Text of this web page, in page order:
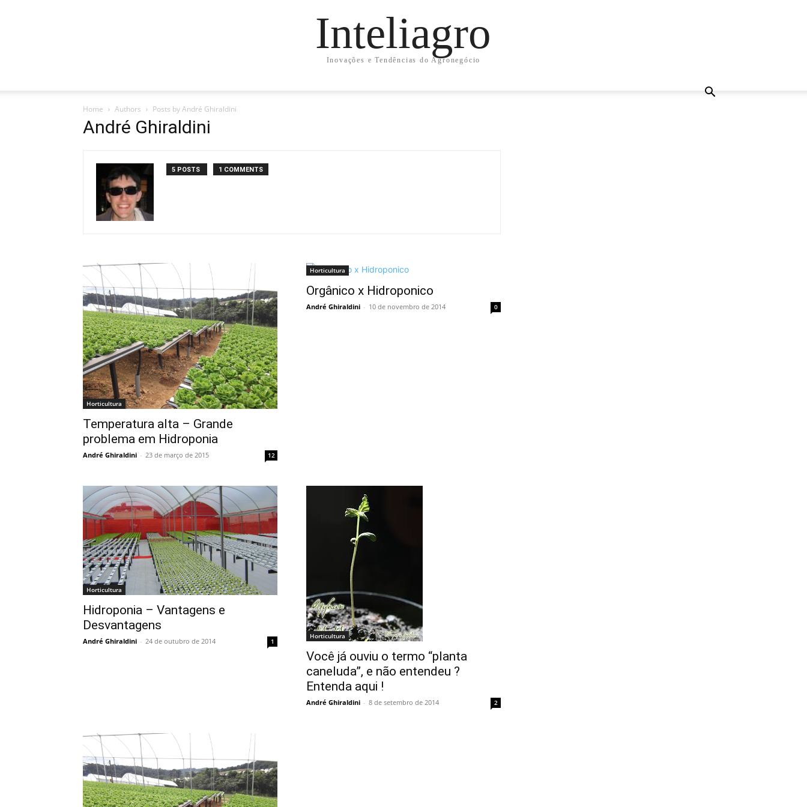
Inteliagro
Inovações e Tendências do Agronegócio
Home Authors Posts by André Ghiraldini
André Ghiraldini
5 POSTS 1 COMMENTS
Horticultura
Temperatura alta – Grande
problema em Hidroponia
André Ghiraldini - 23 de março de 2015 12
Horticultura
Orgânico x Hidroponico
André Ghiraldini - 10 de novembro de 2014 0
Horticultura
Hidroponia – Vantagens e
Desvantagens
André Ghiraldini - 24 de outubro de 2014 1
Horticultura
Você já ouviu o termo “planta
caneluda”, e não entendeu ?
Entenda aqui !
André Ghiraldini - 8 de setembro de 2014 2